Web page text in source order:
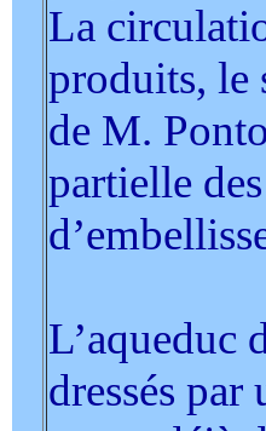
La
produits, le
de M.
partielle
L’aqueduc
dressés